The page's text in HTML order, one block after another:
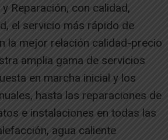
Reparación, con calidad,
el servicio más rápido de
la mejor relación calidad-precio
amplia gama de servicios
en marcha inicial y los
hasta las reparaciones de
e instalaciones en todas las
agua caliente